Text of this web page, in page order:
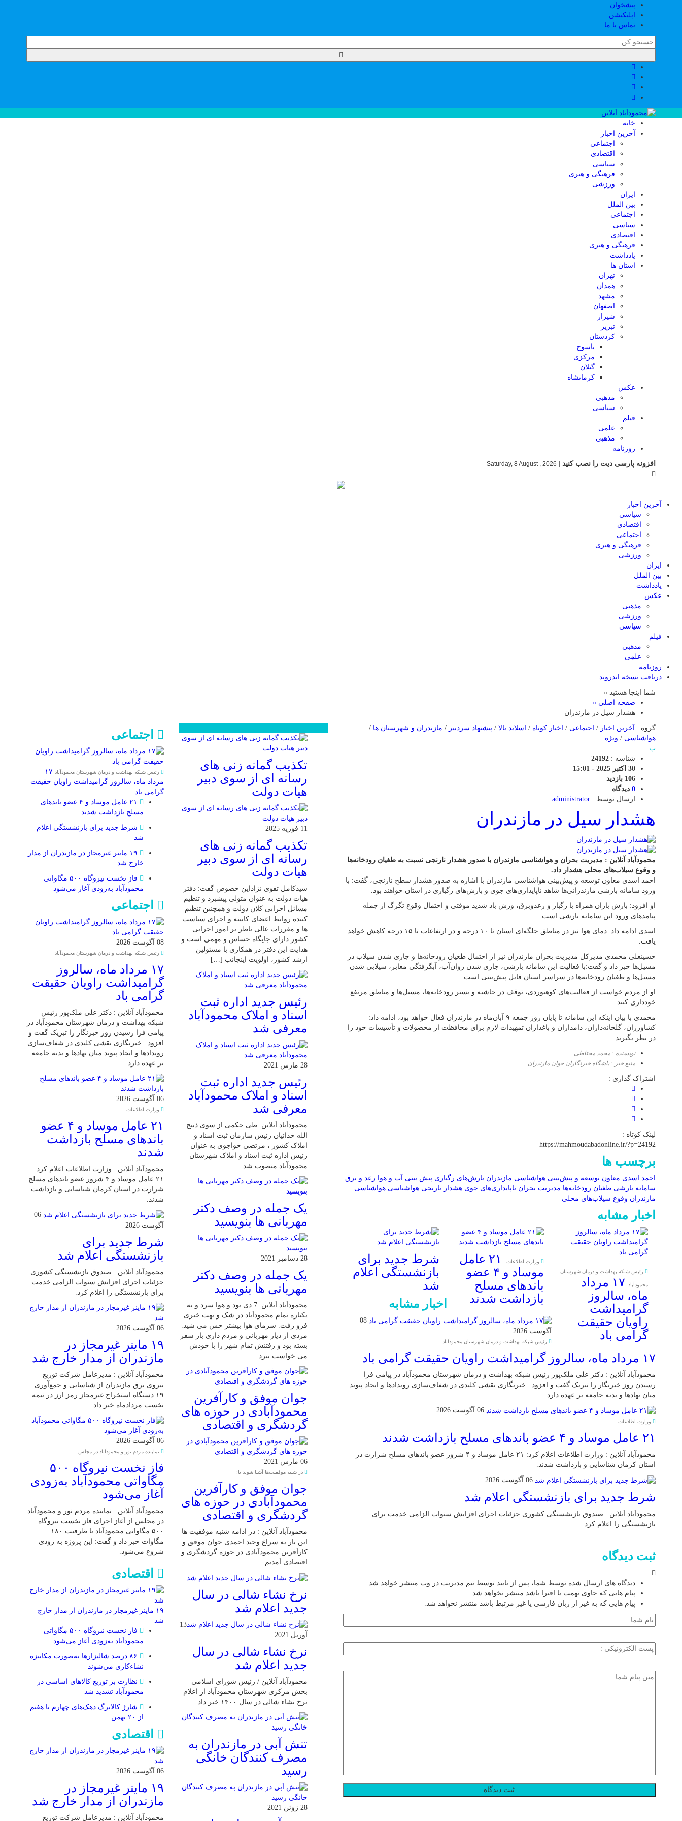
پیشخوان
اپلیکیشن
تماس با ما
خانه
آخرین اخبار
اجتماعی
اقتصادی
سیاسی
فرهنگی و هنری
ورزشی
ایران
بین الملل
اجتماعی
سیاسی
اقتصادی
فرهنگی و هنری
یادداشت
استان ها
تهران
همدان
مشهد
اصفهان
شیراز
تبریز
کردستان
یاسوج
مرکزی
گیلان
کرمانشاه
عکس
مذهبی
سیاسی
فیلم
علمی
مذهبی
روزنامه
افزونه پارسی دیت را نصب کنید
Saturday, 8 August , 2026
آخرین اخبار
سیاسی
اقتصادی
اجتماعی
فرهنگی و هنری
ورزشی
ایران
بین الملل
یادداشت
عکس
مذهبی
ورزشی
سیاسی
فیلم
مذهبی
علمی
روزنامه
دریافت نسخه اندروید
شما اینجا هستید »
صفحه اصلی »
هشدار سیل در مازندران
گروه :
آخرین اخبار / اجتماعی / اخبار کوتاه / اسلاید بالا / پیشنهاد سردبیر / مازندران و شهرستان ها /
هواشناسی / ویژه
پ
شناسه : 24192
30 اکتبر 2025 - 15:01
106 بازدید
0 دیدگاه
ارسال توسط : administrator
هشدار سیل در مازندران
محمودآباد آنلاین : مدیریت بحران و هواشناسی مازندران با صدور هشدار نارنجی نسبت به طغیان رودخانه‌ها
و وقوع سیلاب‌های محلی هشدار داد.
احمد اسدی معاون توسعه و پیش‌بینی هواشناسی مازندران با اشاره به صدور هشدار سطح نارنجی، گفت: با
ورود سامانه بارشی مازندرانی‌ها شاهد ناپایداری‌های جوی و بارش‌های رگباری در استان خواهند بود.
او افزود: بارش باران همراه با رگبار و رعدوبرق، وزش باد شدید موقتی و احتمال وقوع تگرگ از جمله
پیامد‌های ورود این سامانه بارشی است.
اسدی ادامه داد: دمای هوا نیز در مناطق جلگه‌ای استان تا ۱۰ درجه و در ارتفاعات تا ۱۵ درجه کاهش خواهد
یافت.
حسینعلی محمدی مدیرکل مدیریت بحران مازندران نیز از احتمال طغیان رودخانه‌ها و جاری شدن سیلاب در
مسیل‌ها خبر داد و گفت:با فعالیت این سامانه بارشی، جاری شدن روان‌آب، آبگرفتگی معابر، سیلابی شدن
مسیل‌ها و طغیان رودخانه‌ها در سراسر استان قابل پیش‌بینی است.
او از مردم خواست از فعالیت‌های کوهنوردی، توقف در حاشیه و بستر رودخانه‌ها، مسیل‌ها و مناطق مرتفع
خودداری کنند.
محمدی با بیان اینکه این سامانه تا پایان روز جمعه ۹ آبان‌ماه در مازندران فعال خواهد بود، ادامه داد:
کشاورزان، گلخانه‌داران، دامداران و باغداران تمهیدات لازم برای محافظت از محصولات و تأسیسات خود را
در نظر بگیرند.
نویسنده : محمد محتاطی
منبع خبر : باشگاه خبرنگاران جوان مازندران
اشتراک گذاری :
لینک کوتاه :
https://mahmoudabadonline.ir/?p=24192
برچسب ها
احمد اسدی معاون توسعه و پیش‌بینی هواشناسی مازندران بارش‌های رگباری پیش بینی آب و هوا
رعد و برق
سامانه بارشی طغیان رودخانه‌ها مدیریت بحران ناپایداری‌های جوی هشدار نارنجی هواشناسی هواشناسی
مازندران وقوع سیلاب‌های محلی
اخبار مشابه
رئیس شبکه بهداشت و درمان شهرستان
محمودآباد
۱۷ مرداد
ماه، سالروز
گرامیداشت
راویان حقیقت
گرامی باد
وزارت اطلاعات:
۲۱ عامل
موساد و ۴ عضو
باند‌های مسلح
بازداشت شدند
شرط جدید برای
بازنشستگی اعلام
شد
اخبار مشابه
08
آگوست 2026
رئیس شبکه بهداشت و درمان شهرستان محمودآباد
۱۷ مرداد ماه، سالروز گرامیداشت راویان حقیقت گرامی باد
محمودآباد آنلاین : دکتر علی ملک‌پور رئیس شبکه بهداشت و درمان شهرستان محمودآباد در پیامی فرا
رسیدن روز خبرنگار را تبریک گفت و افزود : خبرنگاری نقشی کلیدی در شفاف‌سازی رویدادها و ایجاد پیوند
میان نهادها و بدنه جامعه بر عهده دارد.
06 آگوست 2026
وزارت اطلاعات:
۲۱ عامل موساد و ۴ عضو باند‌های مسلح بازداشت شدند
محمودآباد آنلاین : وزارت اطلاعات اعلام کرد: ۲۱ عامل موساد و ۴ شرور عضو باند‌های مسلح شرارت در
استان کرمان شناسایی و بازداشت شدند.
06 آگوست 2026
شرط جدید برای بازنشستگی اعلام شد
محمودآباد آنلاین : صندوق بازنشستگی کشوری جزئیات اجرای افزایش سنوات الزامی خدمت برای
بازنشستگی را اعلام کرد.
ثبت دیدگاه
دیدگاه های ارسال شده توسط شما، پس از تایید توسط تیم مدیریت در وب منتشر خواهد شد.
پیام هایی که حاوی تهمت یا افترا باشد منتشر نخواهد شد.
پیام هایی که به غیر از زبان فارسی یا غیر مرتبط باشد منتشر نخواهد شد.
تکذیب گمانه زنی های
رسانه ای از سوی دبیر
هیات دولت
11 فوریه 2025
تکذیب گمانه زنی های
رسانه ای از سوی دبیر
هیات دولت
سیدکامل تقوی نژاداین خصوص گفت: دفتر
هیات دولت به عنوان متولی پیشبرد و تنظیم
مسائل اجرایی کلان دولت و همچنین تنظیم
کننده روابط اعضای کابینه و اجرای سیاست
ها و مقررات عالی ناظر بر امور اجرایی
کشور دارای جایگاه حساس و مهمی است و
هدایت این دفتر در همکاری با مسئولین
ارشد کشور، اولویت اینجانب […]
رئیس جدید اداره ثبت
اسناد و املاک محمودآباد
معرفی شد
28 مارس 2021
رئیس جدید اداره ثبت
اسناد و املاک محمودآباد
معرفی شد
محمودآباد آنلاین: طی حکمی از سوی ذبیح
الله خدائیان رئیس سازمان ثبت اسناد و
املاک کشور ، مرتضی خواجوی به عنوان
رئیس اداره ثبت اسناد و املاک شهرستان
محمودآباد منصوب شد.
یک جمله در وصف دکتر
مهربانی ها بنویسید
28 دسامبر 2021
یک جمله در وصف دکتر
مهربانی ها بنویسید
محمودآباد آنلاین: 7 دی بود و هوا سرد و به
یکباره تمام محمودآباد در شک و بهت خبری
فرو رفت. سرمای هوا بیشتر حس می شید.
مردی از دیار مهربانی و مردم داری بار سفر
بسته بود و رفتنش تمام شهر را با خودش
می خواست ببرد.
جوان موفق و کارآفرین
محمودآبادی در حوزه های
گردشگری و اقتصادی
06 مارس 2021
در شنبه موفقیت‌ها آشنا شوید با:
جوان موفق و کارآفرین
محمودآبادی در حوزه های
گردشگری و اقتصادی
محمودآباد آنلاین : در ادامه شنبه موفقیت ها
این بار به سراغ وحید احمدی جوان موفق و
کارآفرین محمودآبادی در حوزه گردشگری و
اقتصادی آمدیم.
نرخ نشاء شالی در سال
جدید اعلام شد
13
آوریل 2021
نرخ نشاء شالی در سال
جدید اعلام شد
محمودآباد آنلاین / رئیس شورای اسلامی
بخش مرکزی شهرستان محمودآباد از اعلام
نرخ نشاء شالی در سال ۱۴۰۰ خبر داد.
تنش آبی در مازندران به
مصرف كنندگان خانگی
رسيد
28 ژوئن 2021
اجتماعی
رئیس شبکه بهداشت و درمان شهرستان محمودآباد
۱۷
مرداد ماه، سالروز گرامیداشت راویان حقیقت
گرامی باد
۲۱ عامل موساد و ۴ عضو باند‌های
مسلح بازداشت شدند
شرط جدید برای بازنشستگی اعلام
شد
۱۹ ماینر غیرمجاز در مازندران از مدار
خارج شد
فاز نخست نیروگاه ۵۰۰ مگاواتی
محمودآباد به‌زودی آغاز می‌شود
اجتماعی
08 آگوست 2026
رئیس شبکه بهداشت و درمان شهرستان محمودآباد
۱۷ مرداد ماه، سالروز
گرامیداشت راویان حقیقت
گرامی باد
محمودآباد آنلاین : دکتر علی ملک‌پور رئیس
شبکه بهداشت و درمان شهرستان محمودآباد در
پیامی فرا رسیدن روز خبرنگار را تبریک گفت و
افزود : خبرنگاری نقشی کلیدی در شفاف‌سازی
رویدادها و ایجاد پیوند میان نهادها و بدنه جامعه
بر عهده دارد.
06 آگوست 2026
وزارت اطلاعات:
۲۱ عامل موساد و ۴ عضو
باند‌های مسلح بازداشت
شدند
محمودآباد آنلاین : وزارت اطلاعات اعلام کرد:
۲۱ عامل موساد و ۴ شرور عضو باند‌های مسلح
شرارت در استان کرمان شناسایی و بازداشت
شدند.
06
آگوست 2026
شرط جدید برای
بازنشستگی اعلام شد
محمودآباد آنلاین : صندوق بازنشستگی کشوری
جزئیات اجرای افزایش سنوات الزامی خدمت
برای بازنشستگی را اعلام کرد.
06 آگوست 2026
۱۹ ماینر غیرمجاز در
مازندران از مدار خارج شد
محمودآباد آنلاین : مدیرعامل شرکت توزیع
نیروی برق مازندران از شناسایی و جمع‌آوری
۱۹ دستگاه استخراج غیرمجاز رمز ارز در نیمه
نخست مردادماه خبر داد .
06 آگوست 2026
نماینده مردم نور و محمودآباد در مجلس:
فاز نخست نیروگاه ۵۰۰
مگاواتی محمودآباد به‌زودی
آغاز می‌شود
محمودآباد آنلاین : نماینده مردم نور و محمودآباد
در مجلس از آغاز اجرای فاز نخست نیروگاه
۵۰۰ مگاواتی محمودآباد با ظرفیت ۱۸۰
مگاوات خبر داد و گفت: این پروژه به زودی
شروع می‌شود.
اقتصادی
۱۹ ماینر غیرمجاز در مازندران از مدار خارج
شد
فاز نخست نیروگاه ۵۰۰ مگاواتی
محمودآباد به‌زودی آغاز می‌شود
۸۶ درصد شالیزارها به‌صورت مکانیزه
نشاءکاری می‌شوند
نظارت بر توزیع کالا‌های اساسی در
محمودآباد تشدید شد
شارژ کالابرگ دهک‌های چهارم تا هفتم
از ۲۰ بهمن
اقتصادی
06 آگوست 2026
۱۹ ماینر غیرمجاز در
مازندران از مدار خارج شد
محمودآباد آنلاین : مدیرعامل شرکت توزیع